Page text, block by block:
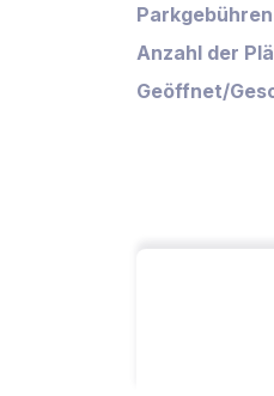
Parkgebühren
Anzahl der
Geöffnet/